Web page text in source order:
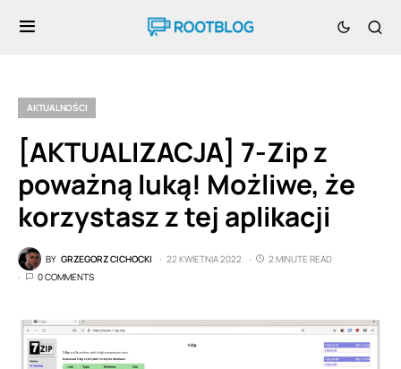
AKTUALNOŚCI
[AKTUALIZACJA] 7-Zip z
poważną luką! Możliwe, że
korzystasz z tej aplikacji
BY GRZEGORZ CICHOCKI 22 KWIETNIA 2022
2 MINUTE READ
0 COMMENTS